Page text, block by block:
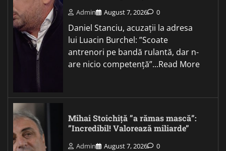
Admin August 7, 2026 0
Daniel Stanciu, acuzații la adresa
lui Luacin Burchel: ”Scoate
antrenori pe bandă rulantă, dar n-
are nicio competență”...Read More
Mihai Stoichiță ”a rămas mască”:
”Incredibil! Valorează miliarde”
Admin August 7, 2026 0